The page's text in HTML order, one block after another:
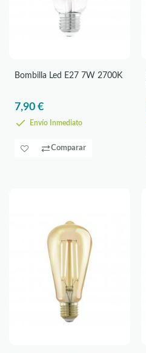
Bombilla Led E27 7W 2700K
7,90 €
Envío Inmediato
Comparar